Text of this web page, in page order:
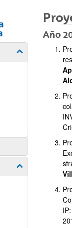
Mostrar/ocultar
Mostrar/ocultar
Año